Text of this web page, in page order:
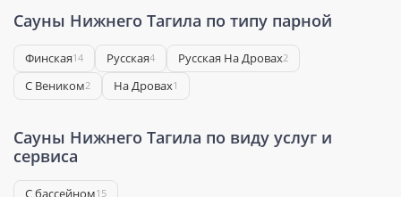
Сауны Нижнего Тагила по типу парной
Финская14 Русская4 Русская На Дровах2
С Веником2 На Дровах1
Сауны Нижнего Тагила по виду услуг и
сервиса
С бассейном15